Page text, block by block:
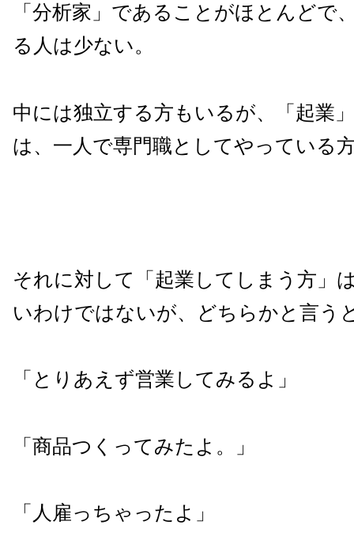
「分析家」であることがほとんどで
る人は少ない。
中には独立する方もいるが、「起業
は、一人で専門職としてやっている
それに対して「起業してしまう方」
いわけではないが、どちらかと言う
「とりあえず営業してみるよ」
「商品つくってみたよ。」
「人雇っちゃったよ」